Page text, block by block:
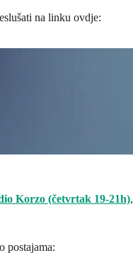
na linku ovdje:
Korzo (četvrtak 19-21h),
postajama: